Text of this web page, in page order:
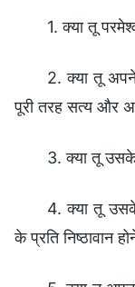
1. क्या तू
2. क्या तू
पूरी तरह सत्य और
3. क्या तू
4. क्या तू
के प्रति निष्ठावान